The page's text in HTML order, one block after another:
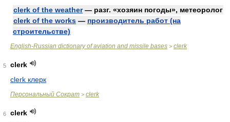
clerk of the weather— разг. «хозяин погоды», метеоролог
clerk of the works — производитель работ (на
строительстве)
English-Russian dictionary of aviation and missile bases > clerk
5
clerk
clerk клерк
Персональный Сократ > clerk
6
clerk